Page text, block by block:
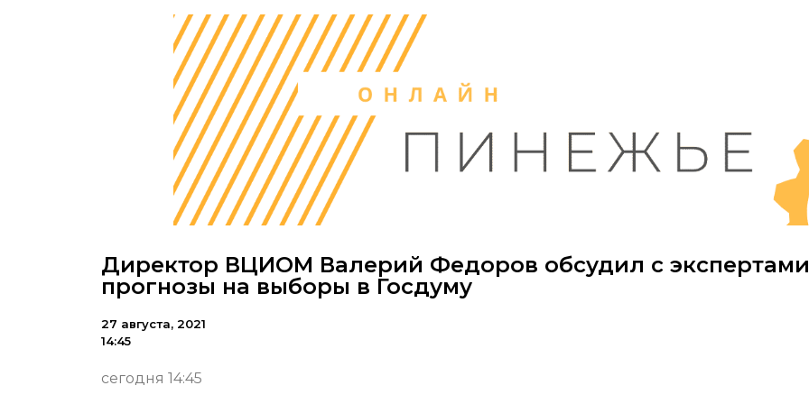
Директор ВЦИОМ Валерий Федоров обсудил с экспертами
прогнозы на выборы в Госдуму
27 августа, 2021
14:45
сегодня 14:45